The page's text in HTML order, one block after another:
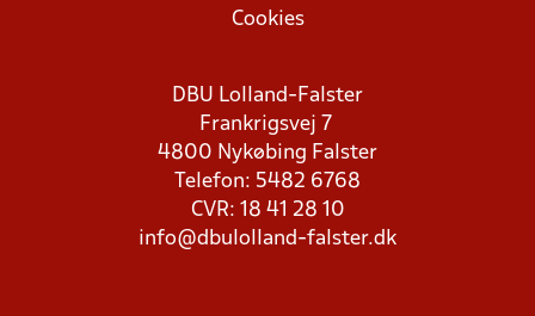
Cookies
DBU Lolland-Falster
Frankrigsvej 7
4800 Nykøbing Falster
Telefon: 5482 6768
CVR: 18 41 28 10
info@dbulolland-falster.dk